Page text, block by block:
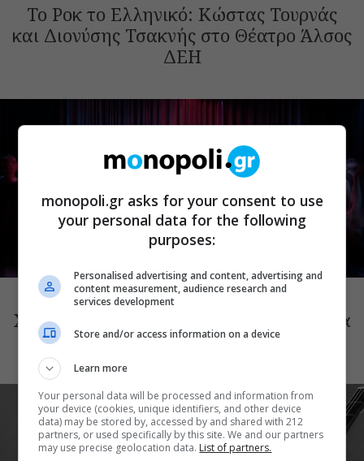
Το Ροκ το Ελληνικό: Κώστας Τουρνάς
και Διονύσης Τσακνής στο Θέατρο Άλσος
ΔΕΗ
ΜΟΥΣΙΚΗ
Choreka: Η μουσική παράσταση του
Χαράλαμπου Γωγιού φέρνει τη γυναικεία
φωνή στη Μικρή Επίδαυρο
monopoli.gr asks for your consent to use
your personal data for the following
purposes:
Personalised advertising and content, advertising and
content measurement, audience research and
services development
Store and/or access information on a device
Learn more
Your personal data will be processed and information from
your device (cookies, unique identifiers, and other device
data) may be stored by, accessed by and shared with 212
partners, or used specifically by this site. We and our partners
may use precise geolocation data. List of partners.